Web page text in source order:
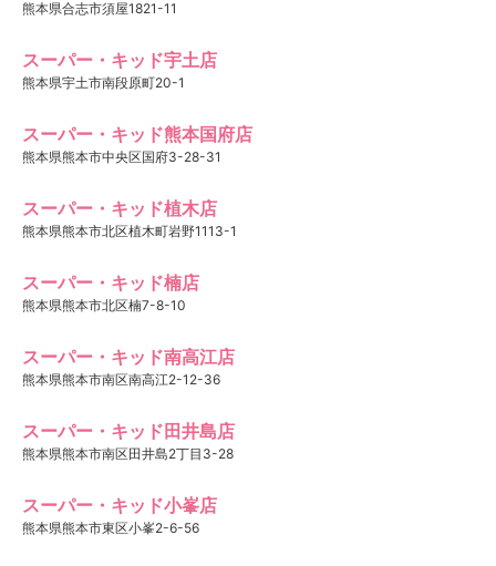
熊本県合志市須屋1821-11
スーパー・キッド宇土店
熊本県宇土市南段原町20-1
スーパー・キッド熊本国府店
熊本県熊本市中央区国府3-28-31
スーパー・キッド植木店
熊本県熊本市北区植木町岩野1113-1
スーパー・キッド楠店
熊本県熊本市北区楠7-8-10
スーパー・キッド南高江店
熊本県熊本市南区南高江2-12-36
スーパー・キッド田井島店
熊本県熊本市南区田井島2丁目3-28
スーパー・キッド小峯店
熊本県熊本市東区小峯2-6-56